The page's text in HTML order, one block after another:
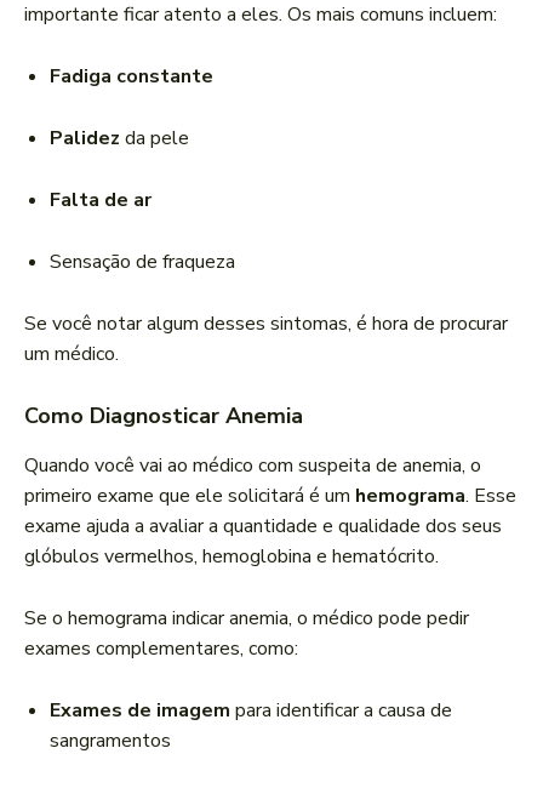
importante ficar atento a eles. Os mais comuns incluem:
Fadiga constante
Palidez da pele
Falta de ar
Sensação de fraqueza
Se você notar algum desses sintomas, é hora de procurar
um médico.
Como Diagnosticar Anemia
Quando você vai ao médico com suspeita de anemia, o
primeiro exame que ele solicitará é um hemograma. Esse
exame ajuda a avaliar a quantidade e qualidade dos seus
glóbulos vermelhos, hemoglobina e hematócrito.
Se o hemograma indicar anemia, o médico pode pedir
exames complementares, como:
Exames de imagem para identificar a causa de
sangramentos